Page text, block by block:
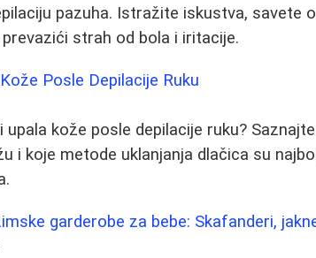
pazuha. Istražite iskustva, savete
strah od bola i iritacije.
Posle Depilacije Ruku
upala kože posle depilacije ruku?
i koje metode uklanjanja dlačica su
garderobe za bebe: Skafanderi,